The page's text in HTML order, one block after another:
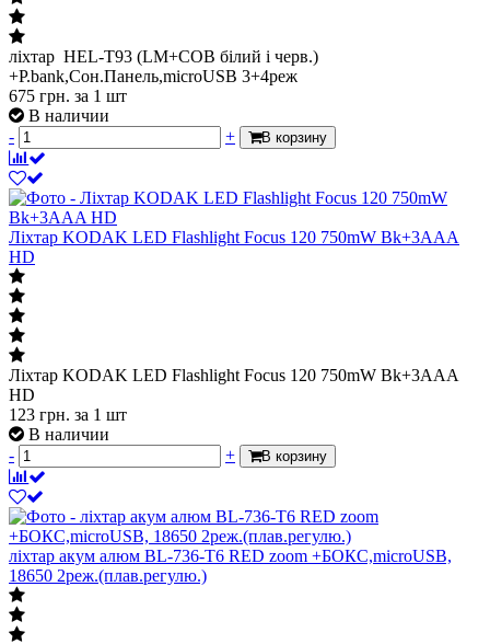
ліхтар HEL-T93 (LM+COB білий і черв.)
+P.bank,Сон.Панель,microUSB 3+4реж
675 грн. за 1 шт
В наличии
-
+ В корзину
Ліхтар KODAK LED Flashlight Focus 120 750mW Bk+3AAA
HD
Ліхтар KODAK LED Flashlight Focus 120 750mW Bk+3AAA
HD
123 грн. за 1 шт
В наличии
-
+ В корзину
ліхтар акум алюм BL-736-T6 RED zoom +БОКС,microUSB,
18650 2реж.(плав.регулю.)